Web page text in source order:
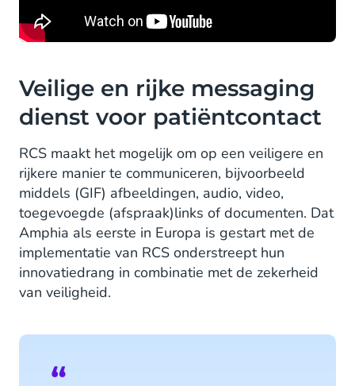
Veilige en rijke messaging
dienst voor patiëntcontact
RCS maakt het mogelijk om op een veiligere en
rijkere manier te communiceren, bijvoorbeeld
middels (GIF) afbeeldingen, audio, video,
toegevoegde (afspraak)links of documenten. Dat
Amphia als eerste in Europa is gestart met de
implementatie van RCS onderstreept hun
innovatiedrang in combinatie met de zekerheid
van veiligheid.